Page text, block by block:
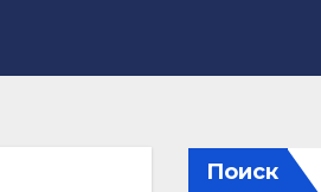
Поиск